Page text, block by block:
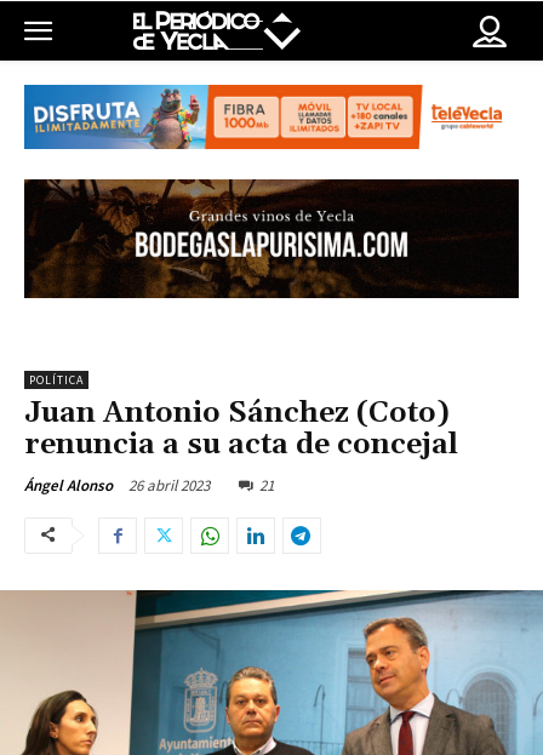
POLÍTICA
Juan Antonio Sánchez (Coto)
renuncia a su acta de concejal
Ángel Alonso 26 abril 2023 21